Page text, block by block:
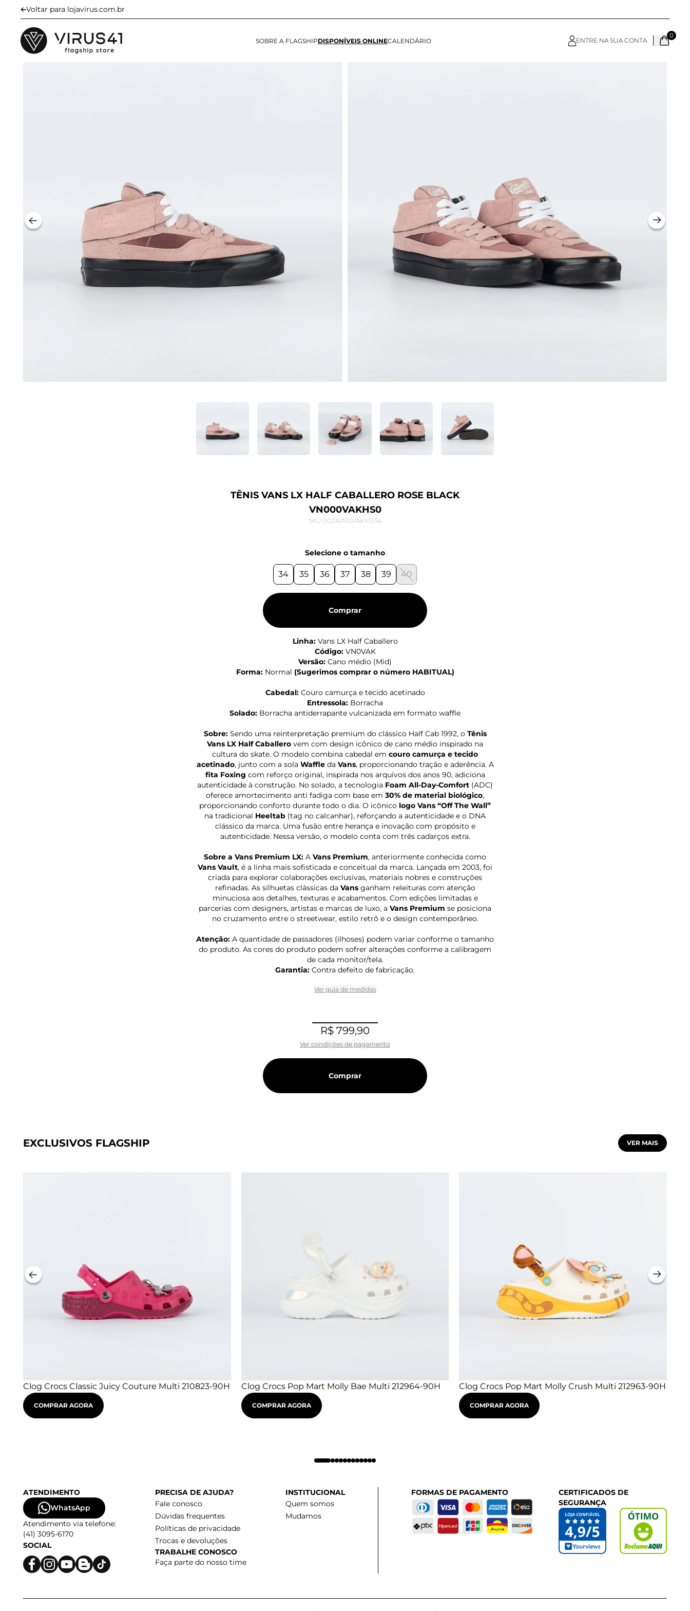
Voltar para lojavirus.com.br
SOBRE A FLAGSHIPDISPONÍVEIS ONLINECALENDÁRIO ENTRE NA SUA CONTA
0
TÊNIS VANS LX HALF CABALLERO ROSE BLACK
VN000VAKHS0
SKU 0024VN0VAKX1334
Selecione o tamanho
34 35 36 37 38 39 40
Comprar
Linha:Vans LX Half Caballero
Código:VN0VAK
Versão: Cano médio (Mid)
Forma:Normal (Sugerimos comprar o número HABITUAL)
Cabedal:Couro camurça e tecido acetinado
Entressola: Borracha
Solado: Borracha antiderrapante vulcanizada em formato waffle
Sobre:Sendo uma reinterpretação premium do clássico Half Cab 1992, o Tênis
Vans LX Half Caballero vem com design icônico de cano médio inspirado na
cultura do skate. O modelo combina cabedal em couro camurça e tecido
acetinado, junto com a sola Waffleda Vans, proporcionando tração e aderência. A
fita Foxing com reforço original, inspirada nos arquivos dos anos 90, adiciona
autenticidade à construção. No solado, a tecnologia Foam All-Day-Comfort (ADC)
oferece amortecimento anti fadiga com base em 30% de material biológico,
proporcionando conforto durante todo o dia. O icônico logo Vans “Off The Wall”
na tradicional Heeltab (tag no calcanhar), reforçando a autenticidade e o DNA
clássico da marca. Uma fusão entre herança e inovação com propósito e
autenticidade. Nessa versão, o modelo conta com três cadarços extra.
Sobre a Vans Premium LX: A Vans Premium, anteriormente conhecida como
Vans Vault, é a linha mais sofisticada e conceitual da marca. Lançada em 2003, foi
criada para explorar colaborações exclusivas, materiais nobres e construções
refinadas. As silhuetas clássicas da Vansganham releituras com atenção
minuciosa aos detalhes, texturas e acabamentos. Com edições limitadas e
parcerias com designers, artistas e marcas de luxo, a Vans Premium se posiciona
no cruzamento entre o streetwear, estilo retrô e o design contemporâneo.
Atenção: A quantidade de passadores (ilhoses) podem variar conforme o tamanho
do produto. As cores do produto podem sofrer alterações conforme a calibragem
de cada monitor/tela.
Garantia: Contra defeito de fabricação.
Ver guia de medidas
R$ 799,90
Ver condições de pagamento
Comprar
EXCLUSIVOS FLAGSHIP VER MAIS
Clog Crocs Classic Juicy Couture Multi 210823-90H
COMPRAR AGORA
Clog Crocs Pop Mart Molly Bae Multi 212964-90H
COMPRAR AGORA
Clog Crocs Pop Mart Molly Crush Multi 212963-90H
COMPRAR AGORA
ATENDIMENTO
WhatsApp
Atendimento via telefone:
(41) 3095-6170
SOCIAL
PRECISA DE AJUDA?
Fale conosco
Dúvidas frequentes
Políticas de privacidade
Trocas e devoluções
TRABALHE CONOSCO
Faça parte do nosso time
INSTITUCIONAL
Quem somos
Mudamos
FORMAS DE PAGAMENTO
CERTIFICADOS DE
SEGURANÇA